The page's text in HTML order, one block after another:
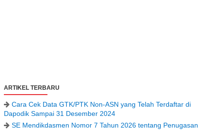
ARTIKEL TERBARU
Cara Cek Data GTK/PTK Non-ASN yang Telah Terdaftar di
Dapodik Sampai 31 Desember 2024
SE Mendikdasmen Nomor 7 Tahun 2026 tentang Penugasan